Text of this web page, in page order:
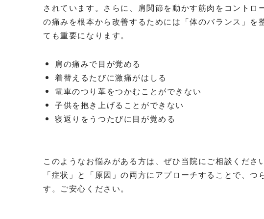
されています。さらに、肩関節を動かす筋肉をコント
の痛みを根本から改善するためには「体のバランス」を
ても重要になります。
肩の痛みで目が覚める
着替えるたびに激痛がはしる
電車のつり革をつかむことができない
子供を抱き上げることができない
寝返りをうつたびに目が覚める
このようなお悩みがある方は、ぜひ当院にご相談くだ
「症状」と「原因」の両方にアプローチすることで、
す。ご安心ください。